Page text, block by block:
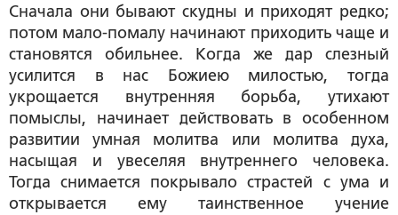
Сначала они бывают скудны и приходят редко;
потом мало-помалу начинают приходить чаще и
становятся обильнее. Когда же дар слезный
усилится в нас Божиею милостью, тогда
укрощается внутренняя борьба, утихают
помыслы, начинает действовать в особенном
развитии умная молитва или молитва духа,
насыщая и увеселяя внутреннего человека.
Тогда снимается покрывало страстей с ума и
открывается ему таинственное учение